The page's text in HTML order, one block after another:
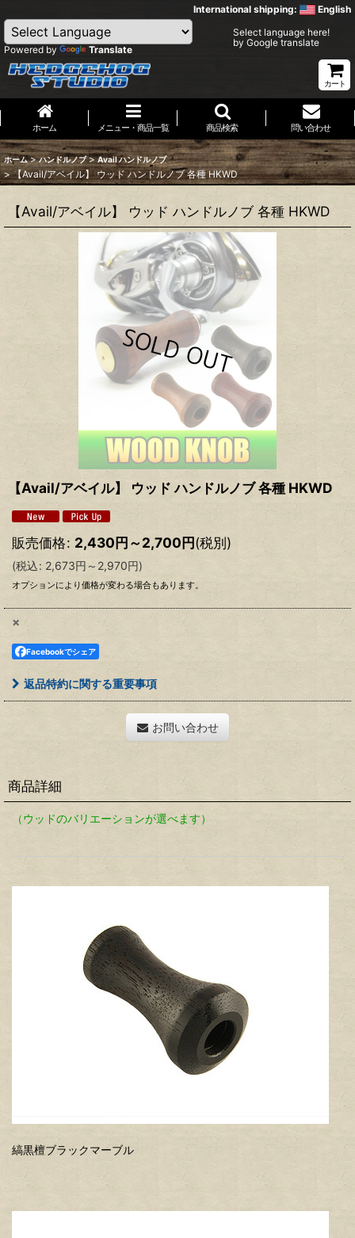
International shipping: English
Powered by Translate
Select language here!
by Google translate
カート
ホーム メニュー・商品一覧 商品検索 問い合わせ
ホーム > ハンドルノブ > Avail ハンドルノブ
> 【Avail/アベイル】 ウッド ハンドルノブ 各種 HKWD
【Avail/アベイル】 ウッド ハンドルノブ 各種 HKWD
【Avail/アベイル】 ウッド ハンドルノブ 各種 HKWD
販売価格: 2,430円～2,700円(税別)
(税込: 2,673円 ～2,970円)
オプションにより価格が変わる場合もあります。
×
Facebookでシェア
返品特約に関する重要事項
お問い合わせ
商品詳細
（ウッドのバリエーションが選べます）
縞黒檀ブラックマーブル